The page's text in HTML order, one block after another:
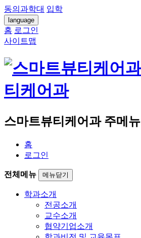
동의과학대 입학
language
홈 로그인
사이트맵
티케어과
스마트뷰티케어과 주메뉴
홈
로그인
전체메뉴 메뉴닫기
학과소개
전공소개
교수소개
협약기업소개